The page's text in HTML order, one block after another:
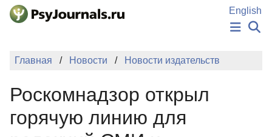
Перейти к основному содержанию
English
НОВОСТИ
ПОДАТЬ РУКОПИСЬ
КЛЮЧЕВЫЕ СЛОВА
Главная Новости Новости издательств
Роскомнадзор открыл
горячую линию для